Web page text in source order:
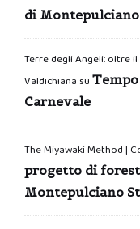
di Montepulciano
Terre degli Angeli: oltre
Valdichiana su
Carnevale
The Miyawaki Method |
progetto di
Montepulciano